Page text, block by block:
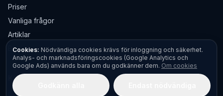
Priser
Vanliga frågor
Artiklar
Bli partner
KONTAKT
Cookies: Nödvändiga cookies krävs för inloggning och säkerhet.
Analys- och marknadsföringscookies (Google Analytics och
Google Ads) används bara om du godkänner dem. Om cookies